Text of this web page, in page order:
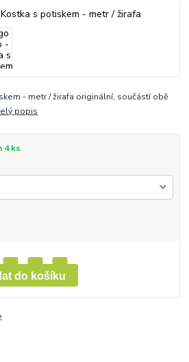
- metr / žirafa originální, součástí obě
popis
4 ks
do košíku